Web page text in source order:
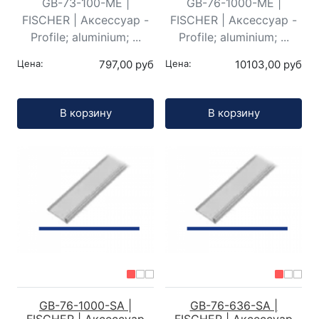
FISCHER | Аксессуар -
Profile; aluminium; ...
Цена: 797,00 руб
В корзину
FISCHER | Аксессуар -
Profile; aluminium; ...
Цена: 10103,00 руб
В корзину
GB-76-1000-SA |
GB-76-636-SA |